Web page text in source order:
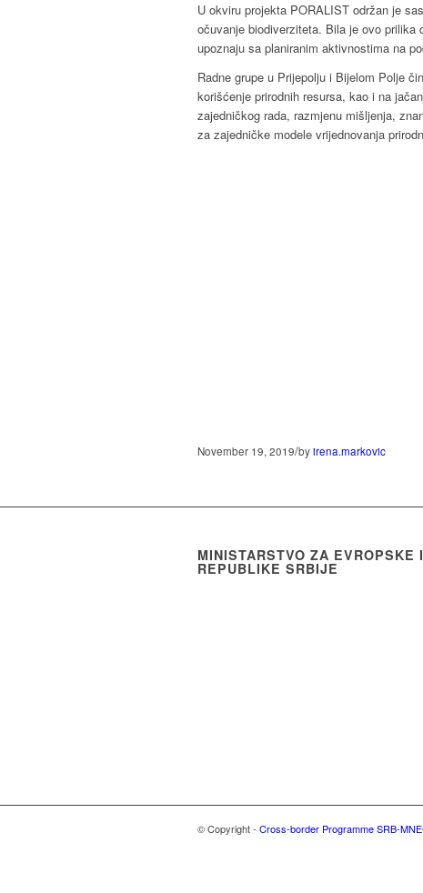
U okviru projekta PORALIST održan je
očuvanje biodiverziteta. Bila je ovo
upoznaju sa planiranim aktivnostima na
Radne grupe u Prijepolju i Bijelom Polje
korišćenje prirodnih resursa, kao i na
zajedničkog rada, razmjenu mišljenja,
za zajedničke modele vrijednovanja
November 19, 2019/byirena.markovic
MINISTARSTVO ZA EVROPSKE
REPUBLIKE SRBIJE
© Copyright - Cross-border Programme SRB-MNE